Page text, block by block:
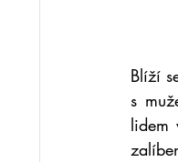
Blíží
s
lidem